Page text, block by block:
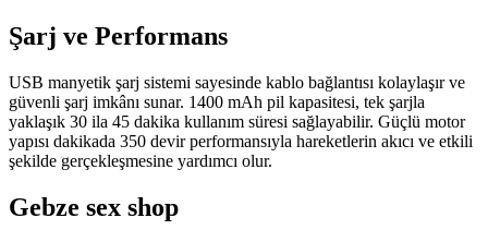
Şarj ve Performans
USB manyetik şarj sistemi sayesinde kablo bağlantısı kolaylaşır ve
güvenli şarj imkânı sunar. 1400 mAh pil kapasitesi, tek şarjla
yaklaşık 30 ila 45 dakika kullanım süresi sağlayabilir. Güçlü motor
yapısı dakikada 350 devir performansıyla hareketlerin akıcı ve etkili
şekilde gerçekleşmesine yardımcı olur.
Gebze sex shop